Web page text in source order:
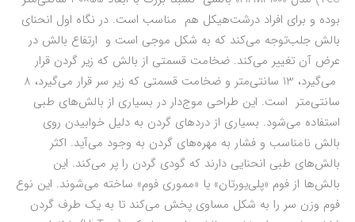
بوده و برای افراد درشت‌هیکل هم مناسب است. در نگاه اول انحنای
بالش جلب‌توجه می‌کند که به شکل موجی است و ارتفاع بالش در
عرض آن تغییر می‌کند. ضخامت قسمتی از بالش که زیر گردن قرار
می‌گیرد، 13 سانتی‌متر و ضخامت قسمتی که زیر سر قرار می‌گیرد، 8
سانتی‌متر است. این طراحی موج‌دار در بسیاری از بالش‌های طبی
استفاده می‌شود. بسیاری از دردهای گردن به دلیل خوابیدن روی
بالش نامناسب و فشار به مهره‌های گردن به وجود می‌آید. اکثر
بالش‌های طبی انحنایی دارند که گودی گردن را پر می‌کند. این
بالش‌ها از فوم «پلی‌یورتان» یا «مموری فوم» ساخته می‌شوند. این نوع
فوم وزن سر را به شکل مساوی پخش می‌کند تا به یک طرف گردن